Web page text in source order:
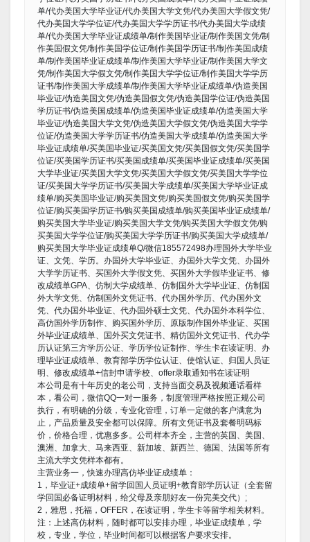
单/代办美国大学毕业证/代办美国大学文凭/代办美国大学假文凭/
代办美国大学学位证/代办美国大学学历证书/代办美国大学成绩
单/代办美国大学毕业证成绩单/制作美国毕业证/制作美国文凭/制
作美国假文凭/制作美国学位证/制作美国学历证书/制作美国成绩
单/制作美国毕业证成绩单/制作美国大学毕业证/制作美国大学文
凭/制作美国大学假文凭/制作美国大学学位证/制作美国大学学历
证书/制作美国大学成绩单/制作美国大学毕业证成绩单/伪造美国
毕业证/伪造美国文凭/伪造美国假文凭/伪造美国学位证/伪造美国
学历证书/伪造美国成绩单/伪造美国毕业证成绩单/伪造美国大学
毕业证/伪造美国大学文凭/伪造美国大学假文凭/伪造美国大学学
位证/伪造美国大学学历证书/伪造美国大学成绩单/伪造美国大学
毕业证成绩单/买美国毕业证/买美国文凭/买美国假文凭/买美国学
位证/买美国学历证书/买美国成绩单/买美国毕业证成绩单/买美国
大学毕业证/买美国大学文凭/买美国大学假文凭/买美国大学学位
证/买美国大学学历证书/买美国大学成绩单/买美国大学毕业证成
绩单/购买美国毕业证/购买美国文凭/购买美国假文凭/购买美国学
位证/购买美国学历证书/购买美国成绩单/购买美国毕业证成绩单/
购买美国大学毕业证/购买美国大学文凭/购买美国大学假文凭/购
买美国大学学位证/购买美国大学学历证书/购买美国大学成绩单/
购买美国大学毕业证成绩单Q/微信185572498办理国外大学毕业
证、文凭、学历。办国外大学毕业证、办国外大学文凭、办国外
大学学历证书、买国外大学假文凭、买国外大学假毕业证书、修
改成绩单GPA、仿制大学成绩单、仿制国外大学毕业证、仿制国
外大学文凭、仿制国外文凭证书、代办国外学历、代办国外文
凭、代办国外毕业证、代办国外硕士文凭、代办国外本科学位、
高仿国外学历制作、购买国外学历、原版制作国外毕业证、买国
外毕业证成绩单、国外买文凭证书、精仿国外文凭证书、代办学
历认证第三方学历公证、学历学位证制作、学生卡在读证明、办
理毕业证成绩单、教育部学历学位认证、使馆认证、归国人员证
明、修改成绩单+信封申请学校、offer录取通知书在读证明
本公司是有十年历史的老公司，支持当面交易及视频通话看样
本，看公司，微信QQ一对一服务，制度管理严格按照正规公司
执行，有明确的分级，专业化管理，订单一定做的客户满意为
止，产品质量及安全都可以保障。所有文凭证书及套餐明码标
价，价格合理，优惠多多。公司样本齐全，主营的英国、美国、
澳洲、加拿大、马来西亚、新加坡、新西兰、德国、法国等所有
主流大学文凭样本都有。
主营业务一，快速办理高仿毕业证成绩单：
1，毕业证+成绩单+留学回国人员证明+教育部学历认证（全套留
学回国必备证明材料，给父母及亲朋好友一份完美交代）;
2，雅思，托福，OFFER，在读证明，学生卡等留学相关材料。
注：上述高仿材料，随时都可以安排办理，毕业证成绩单，学
校，专业，学位，毕业时间都可以根据客户要求安排。